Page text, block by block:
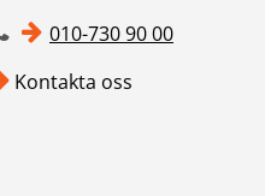
010-730 90 00
Kontakta oss